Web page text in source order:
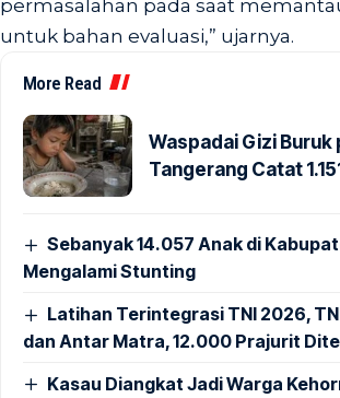
permasalahan pada saat
untuk bahan evaluasi,” ujarnya.
More Read
Waspadai Gizi
Tangerang Catat
Sebanyak 14.057 Anak di
Mengalami Stunting
Latihan Terintegrasi TNI 2026,
dan Antar Matra, 12.000 Prajurit
Kasau Diangkat Jadi Warga